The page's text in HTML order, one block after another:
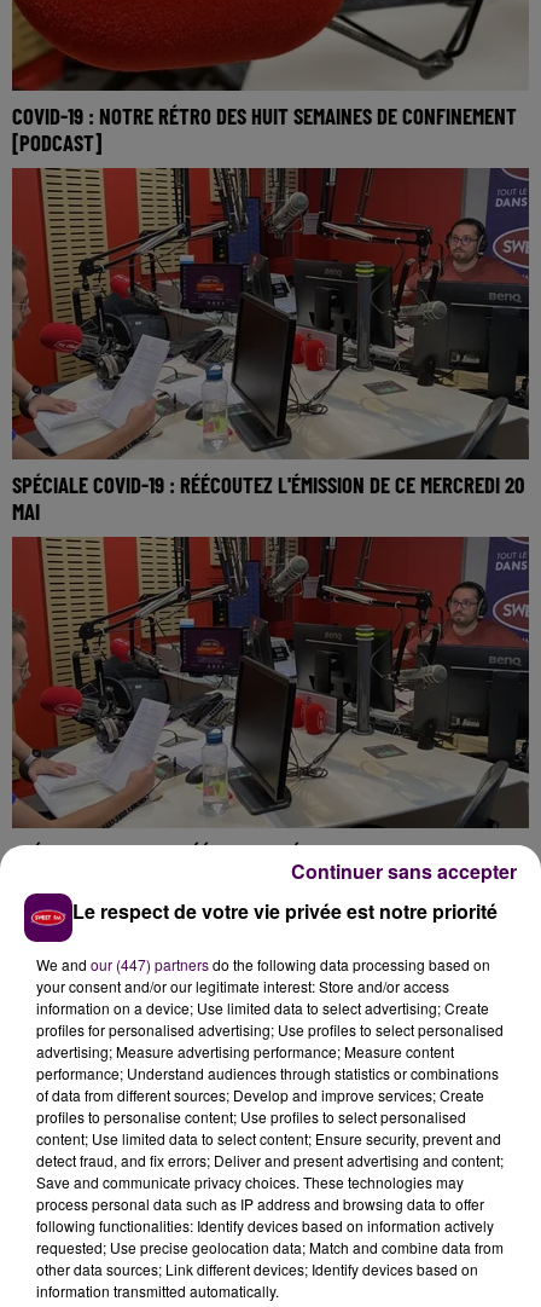
COVID-19 : NOTRE RÉTRO DES HUIT SEMAINES DE CONFINEMENT
[PODCAST]
SPÉCIALE COVID-19 : RÉÉCOUTEZ L'ÉMISSION DE CE MERCREDI 20
MAI
SPÉCIALE COVID-19 : RÉÉCOUTEZ L'ÉMISSION DE CE MARDI 19 MAI
SPÉCIALE COVID-19 : RÉÉCOUTEZ L'ÉMISSION DE CE LUNDI 18 MAI
Le respect de votre vie privée est notre priorité
We and our (447) partnersdo the following data processing based on
your consent and/or our legitimate interest: Store and/or access
information on a device; Use limited data to select advertising; Create
profiles for personalised advertising; Use profiles to select personalised
advertising; Measure advertising performance; Measure content
performance; Understand audiences through statistics or combinations
of data from different sources; Develop and improve services; Create
profiles to personalise content; Use profiles to select personalised
content; Use limited data to select content; Ensure security, prevent and
detect fraud, and fix errors; Deliver and present advertising and content;
Save and communicate privacy choices. These technologies may
process personal data such as IP address and browsing data to offer
following functionalities: Identify devices based on information actively
requested; Use precise geolocation data; Match and combine data from
other data sources; Link different devices; Identify devices based on
information transmitted automatically.
Continuer sans accepter